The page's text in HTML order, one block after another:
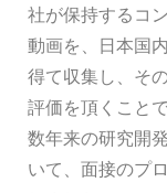
社が保持するコ
動画を、日本国
得て収集し、そ
評価を頂くこと
数年来の研究開
いて、面接のプ